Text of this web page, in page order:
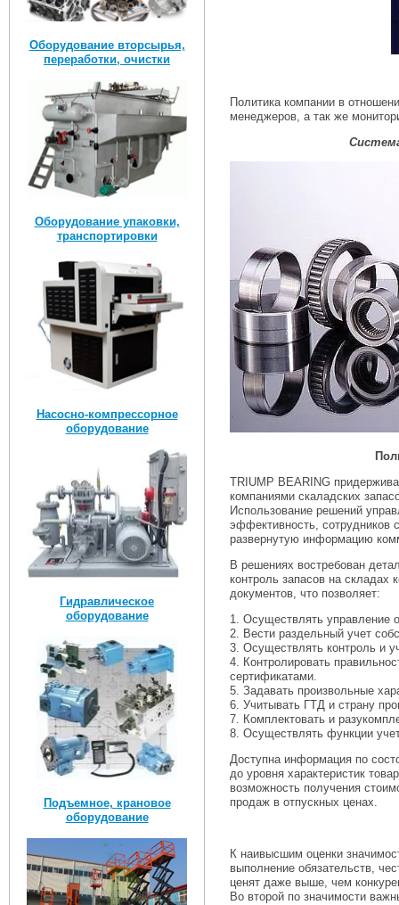
Оборудование вторсырья,
переработки, очистки
Оборудование упаковки,
транспортировки
Насосно-компрессорное
оборудование
Гидравлическое
оборудование
Подъемное, крановое
оборудование
Политика компании в
менеджеров, а так же
TRIUMP BEARING
компаниями скаладских
Использование решений
эффективность, сотрудников
развернутую информацию
В решениях востребован
контроль запасов на
документов, что позволяет:
1. Осуществлять управление
2. Вести раздельный учет
3. Осуществлять контроль и
4. Контролировать
сертификатами.
5. Задавать произвольные
6. Учитывать ГТД и страну
7. Комплектовать и
8. Осуществлять функции
Доступна информация по
до уровня характеристик
возможность получения
продаж в отпускных ценах.
К наивысшим оценки
выполнение обязательств,
ценят даже выше, чем
Во второй по значимости